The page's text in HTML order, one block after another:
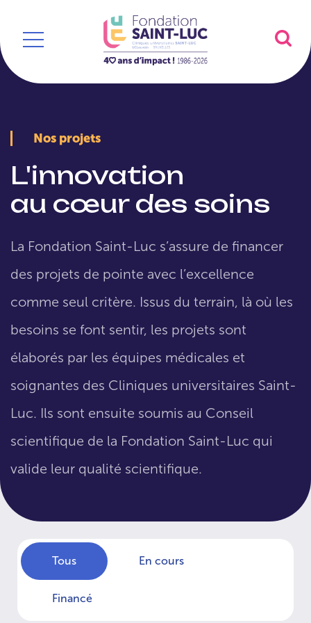
Nos projets
L'innovation
au cœur des soins
La Fondation Saint-Luc s’assure de financer
des projets de pointe avec l’excellence
comme seul critère. Issus du terrain, là où les
besoins se font sentir, les projets sont
élaborés par les équipes médicales et
soignantes des Cliniques universitaires Saint-
Luc. Ils sont ensuite soumis au Conseil
scientifique de la Fondation Saint-Luc qui
valide leur qualité scientifique.
Tous En cours
Financé